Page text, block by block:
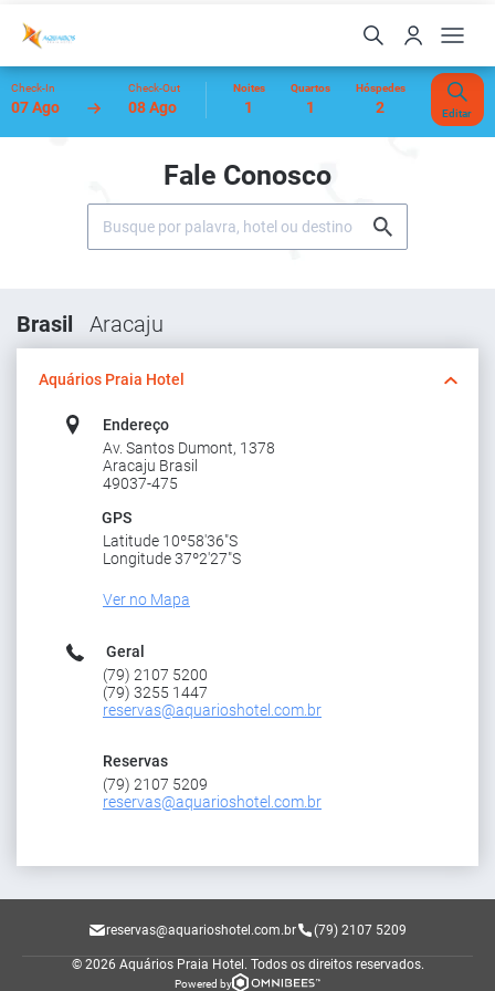
Check-In
07 Ago
Check-Out
08 Ago
Noites
1
Quartos
1
Hóspedes
2 Editar
Fale Conosco
Brasil Aracaju
Aquários Praia Hotel
Endereço
Av. Santos Dumont, 1378
Aracaju Brasil
49037-475
GPS
Latitude 10º58'36"S
Longitude 37º2'27"S
Ver no Mapa
Geral
(79) 2107 5200
(79) 3255 1447
reservas@aquarioshotel.com.br
Reservas
(79) 2107 5209
reservas@aquarioshotel.com.br
reservas@aquarioshotel.com.br (79) 2107 5209
© 2026 Aquários Praia Hotel. Todos os direitos reservados.
Powered by